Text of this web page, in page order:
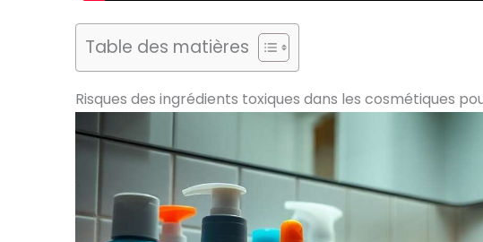
Table des matières
Risques des ingrédients toxiques dans les cosmétiques